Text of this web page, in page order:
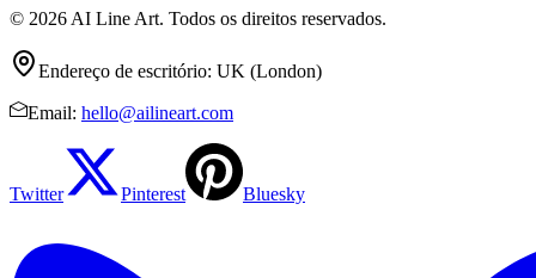
© 2026 AI Line Art. Todos os direitos reservados.
Endereço de escritório: UK (London)
Email: hello@ailineart.com
Twitter Pinterest Bluesky